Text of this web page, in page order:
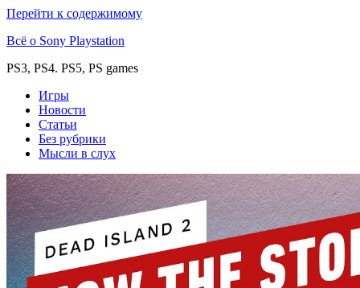
Перейти к содержимому
Всё о Sony Playstation
PS3, PS4. PS5, PS games
Игры
Новости
Статьи
Без рубрики
Мысли в слух